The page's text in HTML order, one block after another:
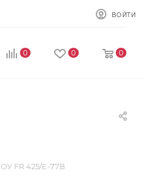
ВОЙТИ
0 0 0
FR 425/E-77В